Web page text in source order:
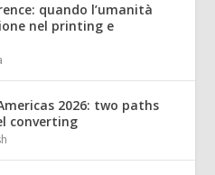
quando l’umanità
nel printing e
2026: two paths
converting